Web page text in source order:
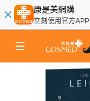
康是美網購
立刻使用官方APP